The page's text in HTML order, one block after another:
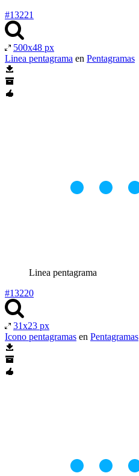
#13221
500x48 px
Linea pentagrama en Pentagramas
Linea pentagrama
#13220
31x23 px
Icono pentagramas en Pentagramas